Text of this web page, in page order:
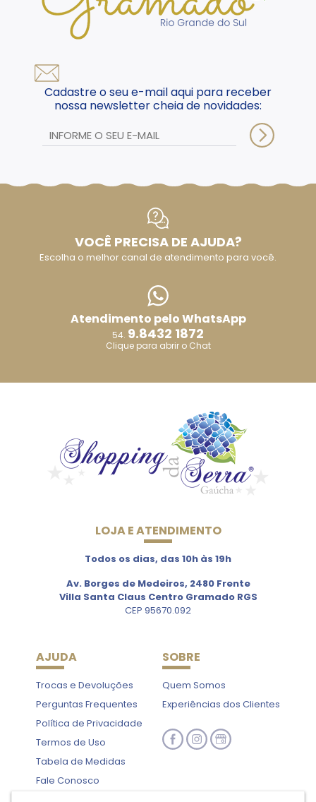
Cadastre o seu e-mail aqui para receber
nossa newsletter cheia de novidades:
VOCÊ PRECISA DE AJUDA?
Escolha o melhor canal de atendimento para você.
Atendimento pelo WhatsApp
54. 9.8432 1872
Clique para abrir o Chat
LOJA E ATENDIMENTO
Todos os dias, das 10h às 19h
Av. Borges de Medeiros, 2480 Frente
Villa Santa Claus Centro Gramado RGS
CEP 95670.092
AJUDA
Trocas e Devoluções
Perguntas Frequentes
Política de Privacidade
Termos de Uso
Tabela de Medidas
Fale Conosco
SOBRE
Quem Somos
Experiências dos Clientes